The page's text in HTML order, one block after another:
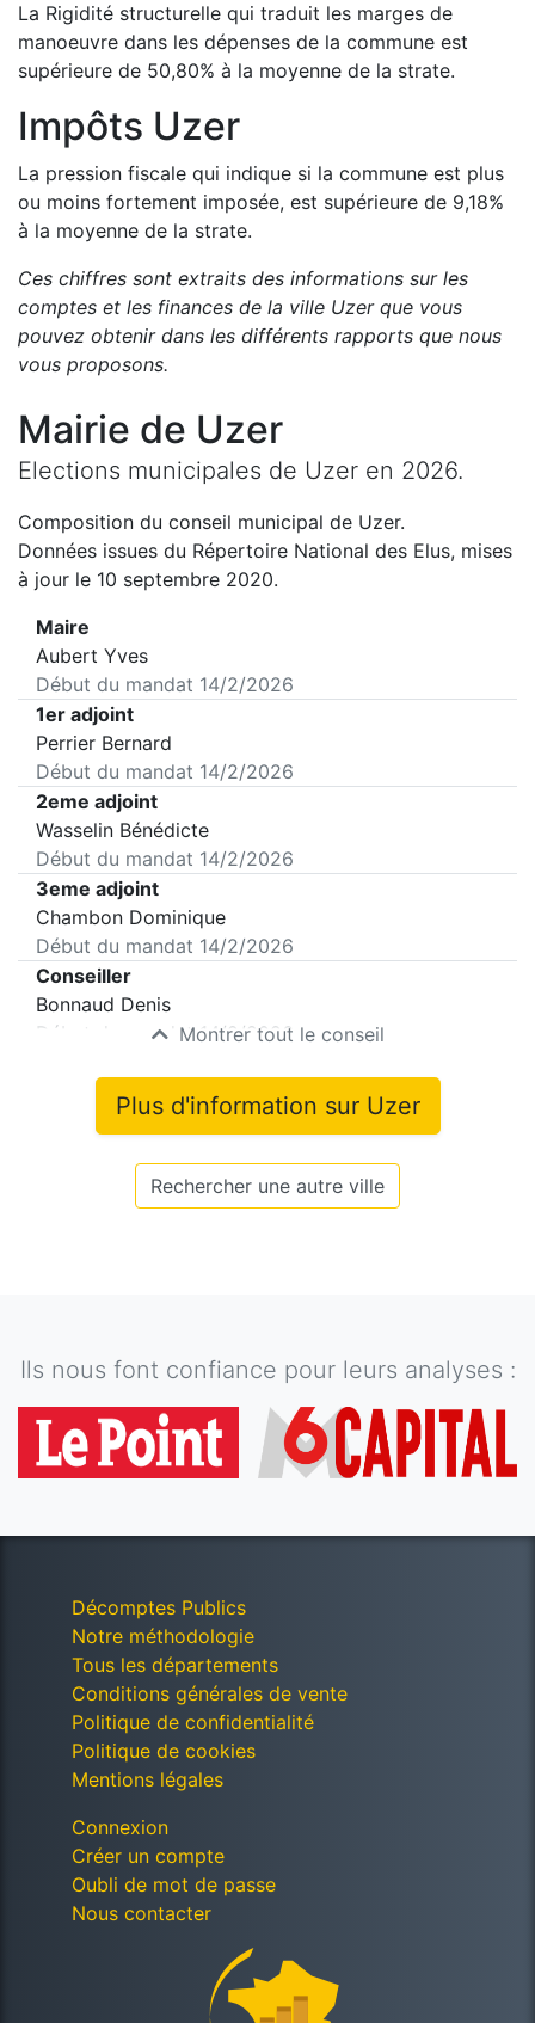
La Rigidité structurelle qui traduit les marges de
manoeuvre dans les dépenses de la commune est
supérieure de 50,80% à la moyenne de la strate.
Impôts Uzer
La pression fiscale qui indique si la commune est plus
ou moins fortement imposée, est supérieure de 9,18%
à la moyenne de la strate.
Ces chiffres sont extraits des informations sur les
comptes et les finances de la ville Uzerque vous
pouvez obtenir dans les différents rapports que nous
vous proposons.
Mairie de Uzer
Elections municipales de Uzer en 2026.
Composition du conseil municipal de Uzer.
Données issues du Répertoire National des Elus, mises
à jour le 10 septembre 2020.
Maire
Aubert Yves
Début du mandat 14/2/2026
1er adjoint
Perrier Bernard
Début du mandat 14/2/2026
2eme adjoint
Wasselin Bénédicte
Début du mandat 14/2/2026
3eme adjoint
Chambon Dominique
Début du mandat 14/2/2026
Conseiller
Bonnaud Denis
Début du mandat14/2/2026
Montrer tout le conseil
Plus d'information sur Uzer
Rechercher une autre ville
Ils nous font confiance pour leurs analyses :
Décomptes Publics
Notre méthodologie
Tous les départements
Conditions générales de vente
Politique de confidentialité
Politique de cookies
Mentions légales
Connexion
Créer un compte
Oubli de mot de passe
Nous contacter